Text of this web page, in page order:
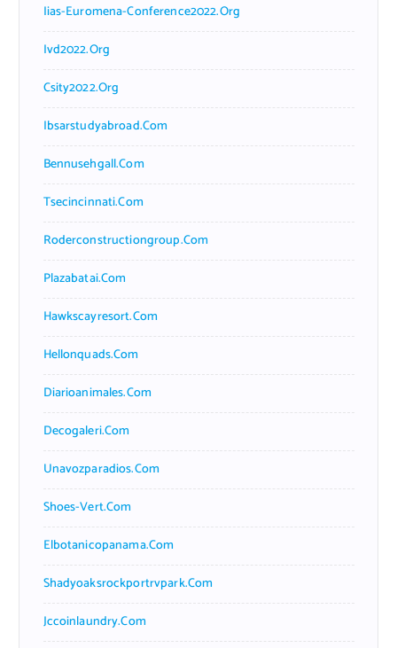
Iias-Euromena-Conference2022.org
Ivd2022.org
Csity2022.org
Ibsarstudyabroad.com
Bennusehgall.com
Tsecincinnati.com
Roderconstructiongroup.com
Plazabatai.com
Hawkscayresort.com
Hellonquads.com
Diarioanimales.com
Decogaleri.com
Unavozparadios.com
Shoes-Vert.com
Elbotanicopanama.com
Shadyoaksrockportrvpark.com
Jccoinlaundry.com